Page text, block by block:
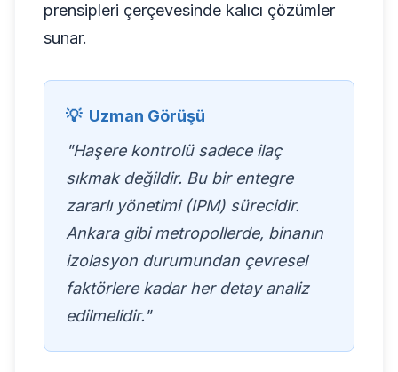
prensipleri çerçevesinde kalıcı çözümler
sunar.
💡 Uzman Görüşü
"Haşere kontrolü sadece ilaç
sıkmak değildir. Bu bir entegre
zararlı yönetimi (IPM) sürecidir.
Ankara gibi metropollerde, binanın
izolasyon durumundan çevresel
faktörlere kadar her detay analiz
edilmelidir."